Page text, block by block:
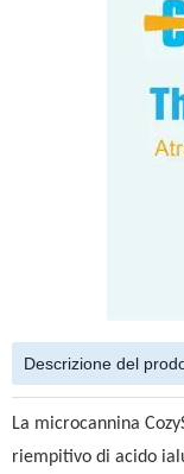
Descrizione del
La microcannina
riempitivo di acido